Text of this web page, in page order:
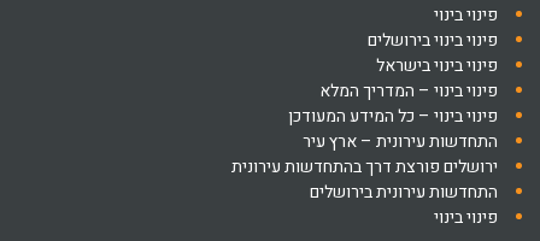
פינוי בינוי
פינוי בינוי בירושלים
פינוי בינוי בישראל
פינוי בינוי – המדריך המלא
פינוי בינוי – כל המידע המעודכן
התחדשות עירונית – ארץ עיר
ירושלים פורצת דרך בהתחדשות עירונית
התחדשות עירונית בירושלים
פינוי בינוי